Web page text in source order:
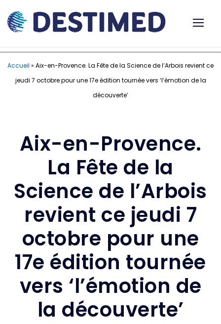
Accueil » Aix-en-Provence. La Fête de la Science de l’Arbois revient ce
jeudi 7 octobre pour une 17e édition tournée vers ‘l’émotion de la
découverte’
Aix-en-Provence.
La Fête de la
Science de l’Arbois
revient ce jeudi 7
octobre pour une
17e édition tournée
vers ‘l’émotion de
la découverte’